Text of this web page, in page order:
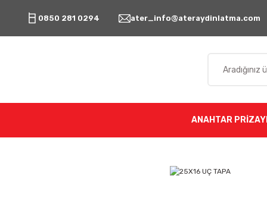
0850 281 0294 ater_info@ateraydinlatma.com
ANAHTAR PRİZ